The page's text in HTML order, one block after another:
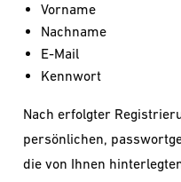
Vorname
Nachname
E-Mail
Kennwort
Nach erfolgter
persönlichen,
die von Ihnen